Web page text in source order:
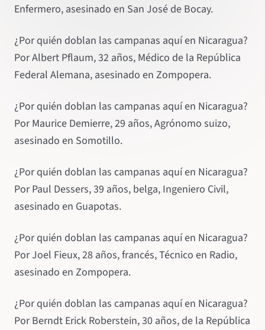
Enfermero, asesinado en San José de Bocay.
¿Por quién doblan las campanas aquí en Nicaragua?
Por Albert Pflaum, 32 años, Médico de la República
Federal Alemana, asesinado en Zompopera.
¿Por quién doblan las campanas aquí en Nicaragua?
Por Maurice Demierre, 29 años, Agrónomo suizo,
asesinado en Somotillo.
¿Por quién doblan las campanas aquí en Nicaragua?
Por Paul Dessers, 39 años, belga, Ingeniero Civil,
asesinado en Guapotas.
¿Por quién doblan las campanas aquí en Nicaragua?
Por Joel Fieux, 28 años, francés, Técnico en Radio,
asesinado en Zompopera.
¿Por quién doblan las campanas aquí en Nicaragua?
Por Berndt Erick Roberstein, 30 años, de la República